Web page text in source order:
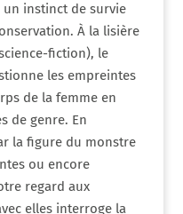
un instinct de survie
À la lisière
fiction), le
les empreintes
de la femme en
de genre. En
la figure du monstre
ou encore
regard aux
elles interroge la